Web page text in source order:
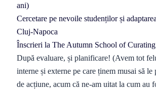
ani)
Cercetare pe nevoile studenților și
Cluj-Napoca
Înscrieri la The Autumn School of
După evaluare, și planificare! (Avem tot
interne și externe pe care ținem musai să
de acțiune, acum că ne-am uitat la cum au